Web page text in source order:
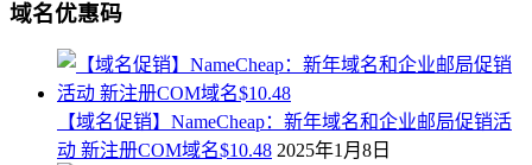
域名优惠码
【域名促销】NameCheap：新年域名和企业邮局促销活
动 新注册COM域名$10.48 2025年1月8日